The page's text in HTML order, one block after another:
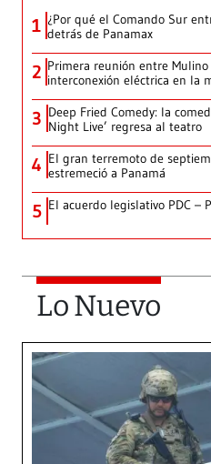
1 ¿Por qué el Comando Sur
detrás de Panamax
2 Primera reunión entre Mulino
interconexión eléctrica en la
3 Deep Fried Comedy: la
Night Live’ regresa al teatro
4 El gran terremoto de
estremeció a Panamá
5 El acuerdo legislativo PDC –
Lo Nuevo